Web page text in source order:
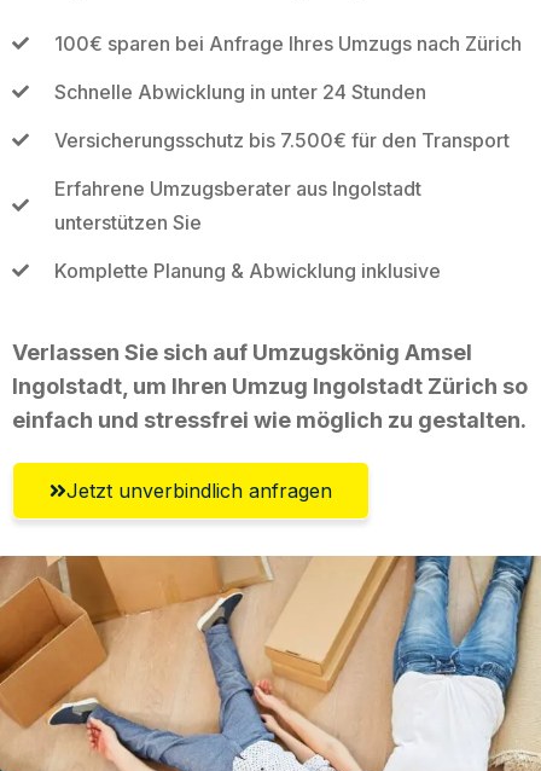
100€ sparen bei Anfrage Ihres Umzugs nach Zürich
Schnelle Abwicklung in unter 24 Stunden
Versicherungsschutz bis 7.500€ für den Transport
Erfahrene Umzugsberater aus Ingolstadt
unterstützen Sie
Komplette Planung & Abwicklung inklusive
Verlassen Sie sich auf Umzugskönig Amsel
Ingolstadt, um Ihren Umzug Ingolstadt Zürich so
einfach und stressfrei wie möglich zu gestalten.
Jetzt unverbindlich anfragen